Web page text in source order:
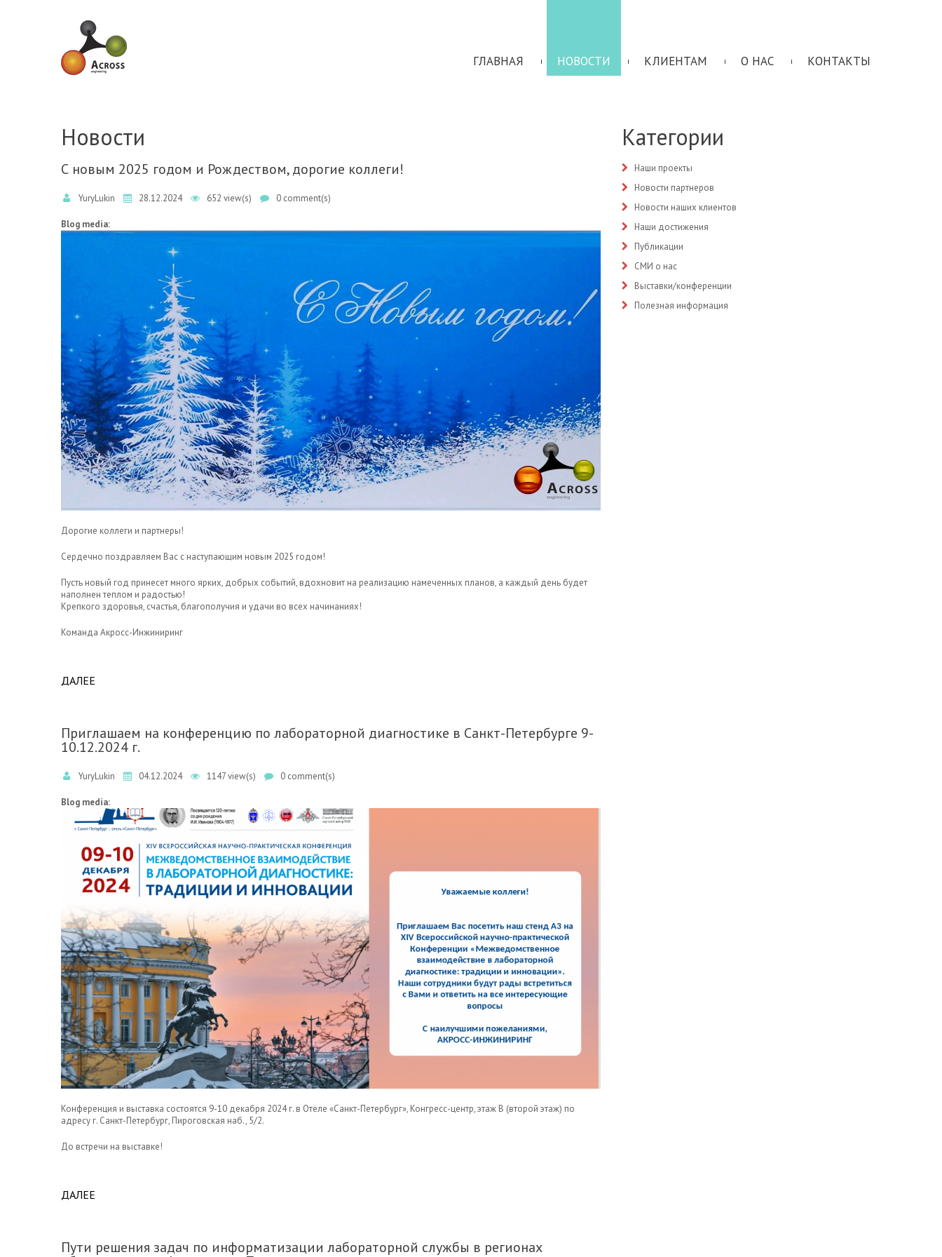
ГЛАВНАЯ НОВОСТИ КЛИЕНТАМ О НАС КОНТАКТЫ
Новости
С новым 2025 годом и Рождеством, дорогие коллеги!
YuryLukin 28.12.2024 652 view(s) 0 comment(s)
Blog media:
Дорогие коллеги и партнеры!
Сердечно поздравляем Вас с наступающим новым 2025 годом!
Пусть новый год принесет много ярких, добрых событий, вдохновит на реализацию намеченных планов, а каждый день будет
наполнен теплом и радостью!
Крепкого здоровья, счастья, благополучия и удачи во всех начинаниях!
Команда Акросс-Инжиниринг
ДАЛЕЕ
Приглашаем на конференцию по лабораторной диагностике в Санкт-Петербурге 9-
10.12.2024 г.
YuryLukin 04.12.2024 1147 view(s) 0 comment(s)
Blog media:
Конференция и выставка состоятся 9-10 декабря 2024 г. в Отеле «Санкт-Петербург», Конгресс-центр, этаж В (второй этаж) по
адресу г. Санкт-Петербург, Пироговская наб., 5/2.
До встречи на выставке!
ДАЛЕЕ
Пути решения задач по информатизации лабораторной службы в регионах
Категории
Наши проекты
Новости партнеров
Новости наших клиентов
Наши достижения
Публикации
СМИ о нас
Выставки/конференции
Полезная информация